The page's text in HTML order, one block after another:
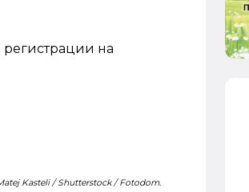
на
Kasteli / Shutterstock / Fotodom.